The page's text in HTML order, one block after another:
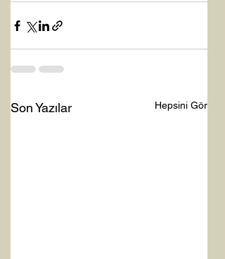
Son Yazılar Hepsini Gör